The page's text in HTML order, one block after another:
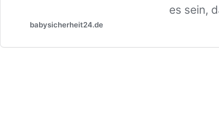
es sein,
babysicherheit24.de